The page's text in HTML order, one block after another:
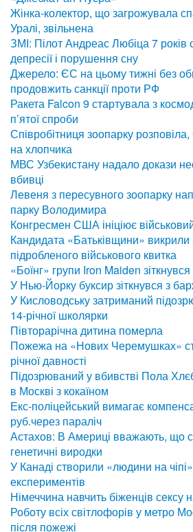
Жінка-колектор, що загрожувала
Уралі, звільнена
ЗМІ: Пілот Андреас Любіца 7 років
депресії і порушення сну
Джерело: ЄС на цьому тижні без
продовжить санкції проти РФ
Ракета Falcon 9 стартувала з
п’ятої спроби
Співробітниця зоопарку
на хлопчика
МВС Узбекистану надало докази
вбивці
Левеня з пересувного зоопарку
парку Володимира
Конгресмен США ініціює
Кандидата «Батьківщини» викрили
підробленого військового квитка
«Боїнг» групи Iron Maiden
У Нью-Йорку буксир зіткнувся з
У Кисловодську затриманий
14-річної школярки
Півторарічна дитина померла
Пожежа на «Нових Черемушках»
річної давності
Підозрюваний у вбивстві Пола
в Москві з кокаїном
Екс-поліцейський вимагає
руб.через параліч
Астахов: В Америці вважають, що
генетичні виродки
У Канаді створили «людини на
експериментів
Німеччина навчить біженців сексу
Роботу всіх світлофорів у метро
після пожежі